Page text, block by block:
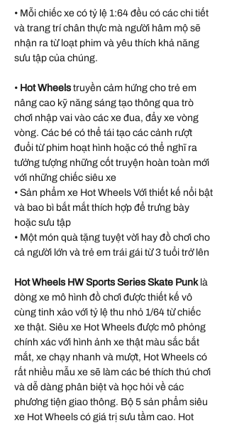
• Mỗi chiếc xe có tỷ lệ 1:64 đều có các chi tiết
và trang trí chân thực mà người hâm mộ sẽ
nhận ra từ loạt phim và yêu thích khả năng
sưu tập của chúng.
• Hot Wheelstruyền cảm hứng cho trẻ em
nâng cao kỹ năng sáng tạo thông qua trò
chơi nhập vai vào các xe đua, đẩy xe vòng
vòng. Các bé có thể tái tạo các cảnh rượt
đuổi từ phim hoạt hình hoặc có thể nghĩ ra
tưởng tượng những cốt truyện hoàn toàn mới
với những chiếc siêu xe
• Sản phẩm xe Hot Wheels Với thiết kế nổi bật
và bao bì bắt mắt thích hợp để trưng bày
hoặc sưu tập
• Một món quà tặng tuyệt vời hay đồ chơi cho
cả người lớn và trẻ em trái gái từ 3 tuổi trở lên
Hot Wheels HW Sports Series Skate Punk là
dòng xe mô hình đồ chơi được thiết kế vô
cùng tinh xảo với tỷ lệ thu nhỏ 1/64 từ chiếc
xe thật. Siêu xe Hot Wheels được mô phỏng
chính xác với hình ảnh xe thật màu sắc bắt
mắt, xe chạy nhanh và mượt, Hot Wheels có
rất nhiều mẫu xe sẽ làm các bé thích thú chơi
và dễ dàng phân biệt và học hỏi về các
phương tiện giao thông. Bộ 5 sản phẩm siêu
xe Hot Wheels có giá trị sưu tầm cao. Hot